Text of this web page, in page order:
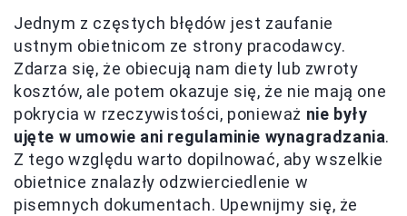
Jednym z częstych błędów jest zaufanie
ustnym obietnicom ze strony pracodawcy.
Zdarza się, że obiecują nam diety lub zwroty
kosztów, ale potem okazuje się, że nie mają one
pokrycia w rzeczywistości, ponieważ nie były
ujęte w umowie ani regulaminie wynagradzania.
Z tego względu warto dopilnować, aby wszelkie
obietnice znalazły odzwierciedlenie w
pisemnych dokumentach. Upewnijmy się, że